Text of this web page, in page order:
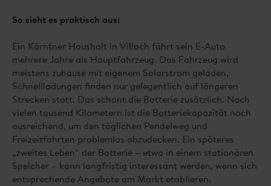
So sieht es praktisch aus:
Ein Kärntner Haushalt in Villach fährt sein E-Auto
mehrere Jahre als Hauptfahrzeug. Das Fahrzeug wird
meistens zuhause mit eigenem Solarstrom geladen,
Schnellladungen finden nur gelegentlich auf längeren
Strecken statt. Das schont die Batterie zusätzlich. Nach
vielen tausend Kilometern ist die Batteriekapazität noch
ausreichend, um den täglichen Pendelweg und
Freizeitfahrten problemlos abzudecken. Ein späteres
„zweites Leben“ der Batterie – etwa in einem stationären
Speicher – kann langfristig interessant werden, wenn sich
entsprechende Angebote am Markt etablieren.